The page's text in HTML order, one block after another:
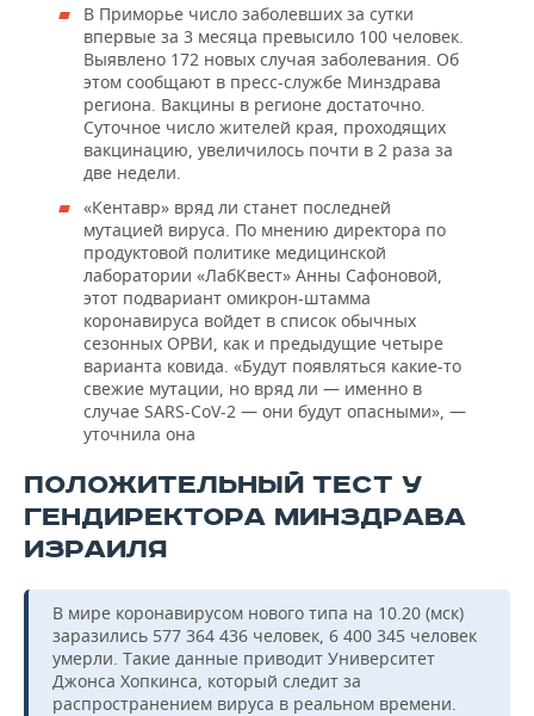
В Приморье число заболевших за сутки
впервые за 3 месяца превысило 100 человек.
Выявлено 172 новых случая заболевания. Об
этом сообщают в пресс-службе Минздрава
региона. Вакцины в регионе достаточно.
Суточное число жителей края, проходящих
вакцинацию, увеличилось почти в 2 раза за
две недели.
«Кентавр» вряд ли станет последней
мутацией вируса. По мнению директора по
продуктовой политике медицинской
лаборатории «ЛабКвест» Анны Сафоновой,
этот подвариант омикрон-штамма
коронавируса войдет в список обычных
сезонных ОРВИ, как и предыдущие четыре
варианта ковида. «Будут появляться какие-то
свежие мутации, но вряд ли — именно в
случае SARS-CoV-2 — они будут опасными», —
уточнила она
ПОЛОЖИТЕЛЬНЫЙ ТЕСТ У
ГЕНДИРЕКТОРА МИНЗДРАВА
ИЗРАИЛЯ
В мире коронавирусом нового типа на 10.20 (мск)
заразились 577 364 436 человек, 6 400 345 человек
умерли. Такие данные приводит Университет
Джонса Хопкинса, который следит за
распространением вируса в реальном времени.